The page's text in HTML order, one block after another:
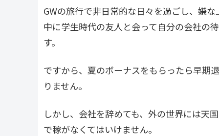
GWの旅行で非日常的な日々を過ごし、嫌
中に学生時代の友人と会って自分の会社の
す。
ですから、夏のボーナスをもらったら早期
りません。
しかし、会社を辞めても、外の世界には天
で稼がなくてはいけません。